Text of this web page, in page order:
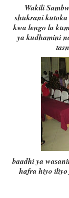
Wakili
shukrani
kwa lengo la
ya kudhamini
baadhi ya
hafra hiyo